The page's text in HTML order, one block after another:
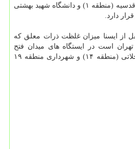
كیفیت هوا در ایستگاه های اقدسیه (منطقه ۱) و دانشگاه شهید بهشتی
قرار دارد.
از ایسنا میزان غلظت ذرات معلق كه
است در ایستگاه های میدان فتح
(منطقه ۹)، اتوبان شهید محلاتی (منطقه ۱۴) و شهرداری منطقه ۱۹